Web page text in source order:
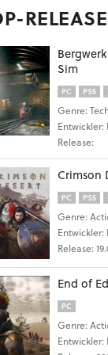
Sim
PC PS5
Genre:
Entwickler:
Release:
Crimson
PC PS5
Genre:
Entwickler:
Release:
End of
PC
Genre:
Entwickler: